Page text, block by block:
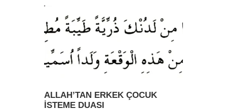
ALLAH’TAN ERKEK ÇOCUK
İSTEME DUASI